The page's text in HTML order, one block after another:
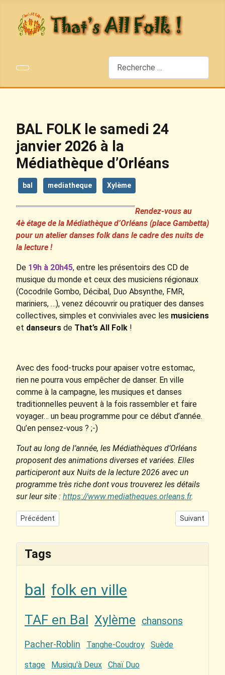
BAL FOLK le samedi 24
janvier 2026 à la
Médiathèque d’Orléans
bal mediatheque Xylème
Rendez-vous au
4è étage de la Médiathèque d’Orléans (place Gambetta)
pour un atelier danses folk dans le cadre des nuits de
la lecture !
De 19h à 20h45, entre les présentoirs des CD de
musique du monde et ceux des musiciens régionaux
(Cocodrile Gombo, Décibal, Duo Absynthe, FMR,
mariniers, …), venez découvrir ou pratiquer des danses
collectives, simples et conviviales avec les musiciens
et danseurs de That’s All Folk !
Avec des food-trucks pour apaiser votre estomac,
rien ne pourra vous empêcher de danser. En ville
comme à la campagne, les musiques et danses
traditionnelles peuvent à la fois rassembler et faire
voyager… un beau programme pour ce début d’année.
Qu’en pensez-vous ? ;-)
Tout au long de l’année, les Médiathèques d’Orléans
proposent des animations diverses et variées. Elles
participeront aux Nuits de la lecture 2026 avec un
programme très riche dont vous trouverez les détails
surleur site : https://www.mediatheques.orleans.fr.
Article précédent : Danses suédoises avec Duo Tanghe-
Précédent Article
Suivant
Tags
bal folk en ville
TAF en Bal Xylème chansons
Pacher-Roblin Tanghe-Coudroy Suède
stage Musiqu'à Deux Chaï Duo